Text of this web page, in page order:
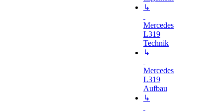
↳
Mercedes
L319
Technik
↳
Mercedes
L319
Aufbau
↳